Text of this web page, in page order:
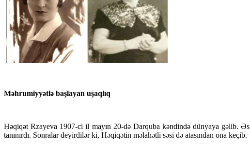
Məhrumiyyətlə başlayan uşaqlıq
Həqiqət Rzayeva 1907-ci il mayın 20-də Darquba kəndində dünyaya gəlib.
tanınırdı. Sonralar deyirdilər ki, Həqiqətin məlahətli səsi də atasından ona keçib.